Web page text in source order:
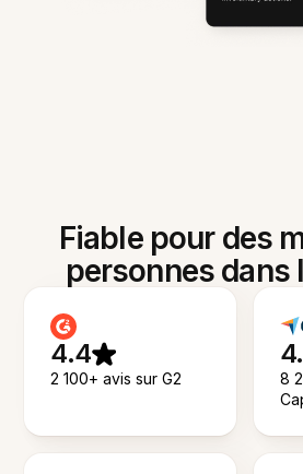
Fiable pour des
personnes dans
4.4
2 100+ avis sur G2
8